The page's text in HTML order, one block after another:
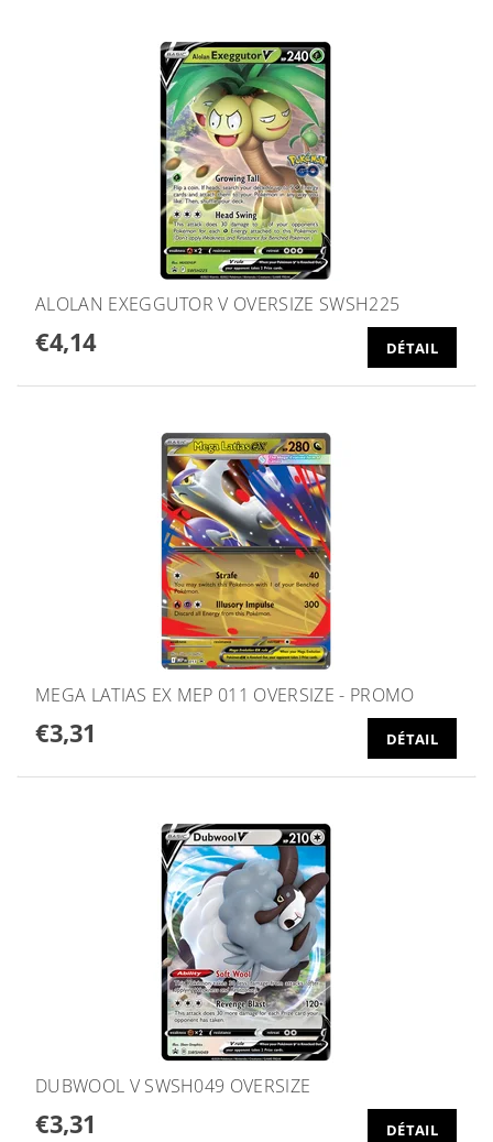
ALOLAN EXEGGUTOR V OVERSIZE SWSH225
€4,14 DÉTAIL
MEGA LATIAS EX MEP 011 OVERSIZE - PROMO
€3,31 DÉTAIL
DUBWOOL V SWSH049 OVERSIZE
€3,31 DÉTAIL